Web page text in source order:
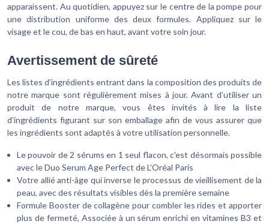
apparaissent. Au quotidien, appuyez sur le centre de la pompe pour
une distribution uniforme des deux formules. Appliquez sur le
visage et le cou, de bas en haut, avant votre soin jour.
Avertissement de sûreté
Les listes d’ingrédients entrant dans la composition des produits de
notre marque sont régulièrement mises à jour. Avant d’utiliser un
produit de notre marque, vous êtes invités à lire la liste
d’ingrédients figurant sur son emballage afin de vous assurer que
les ingrédients sont adaptés à votre utilisation personnelle.
Le pouvoir de 2 sérums en 1 seul flacon, c'est désormais possible
avec le Duo Serum Age Perfect de L'Oréal Paris
Votre allié anti-âge qui inverse le processus de vieillisement de la
peau, avec des résultats visibles dès la première semaine
Formule Booster de collagène pour combler les rides et apporter
plus de fermeté, Associée à un sérum enrichi en vitamines B3 et